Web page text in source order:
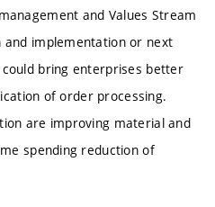
and Values Stream
and implementation or next
bring enterprises better
of order processing.
are improving material and
spending reduction of